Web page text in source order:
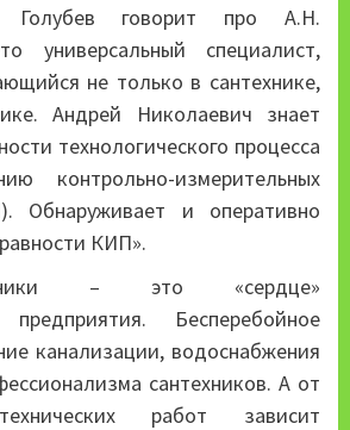
говорит про А.Н.
универсальный специалист,
не только в сантехнике,
Андрей Николаевич знает
технологического процесса
контрольно-измерительных
Обнаруживает и оперативно
КИП».
– это «сердце»
предприятия. Бесперебойное
канализации, водоснабжения
сантехников. А от
работ зависит